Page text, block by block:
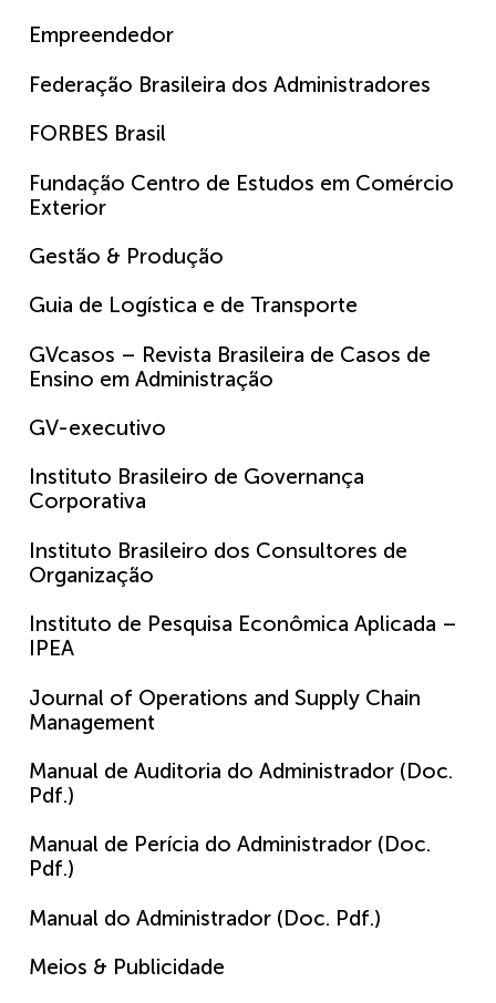
Empreendedor
Federação Brasileira dos Administradores
FORBES Brasil
Fundação Centro de Estudos em Comércio
Exterior
Gestão & Produção
Guia de Logística e de Transporte
GVcasos – Revista Brasileira de Casos de
Ensino em Administração
GV-executivo
Instituto Brasileiro de Governança
Corporativa
Instituto Brasileiro dos Consultores de
Organização
Instituto de Pesquisa Econômica Aplicada –
IPEA
Journal of Operations and Supply Chain
Management
Manual de Auditoria do Administrador (Doc.
Pdf.)
Manual de Perícia do Administrador (Doc.
Pdf.)
Manual do Administrador (Doc. Pdf.)
Meios & Publicidade